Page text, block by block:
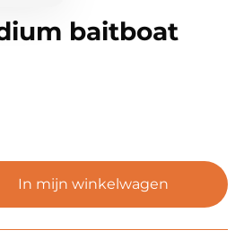
baitboat
In mijn winkelwagen